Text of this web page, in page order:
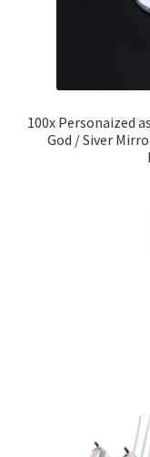
100x Personaized
God / Siver